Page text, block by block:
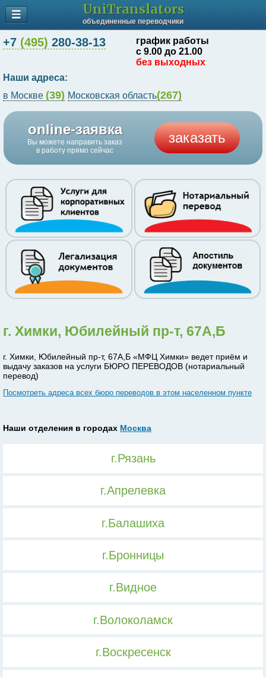
+7 (495) 280-38-13
график работы
с 9.00 до 21.00
без выходных
Наши адреса:
в Москве (39) Московская область(267)
online-заявка
Вы можете направить заказ
в работу прямо сейчас
заказать
г. Химки, Юбилейный пр-т, 67А,Б
г. Химки, Юбилейный пр-т, 67А,Б «МФЦ Химки» ведет приём и
выдачу заказов на услуги БЮРО ПЕРЕВОДОВ (нотариальный
перевод)
Посмотреть адреса всех бюро переводов в этом населенном пункте
Наши отделения в городах Москва
г.Рязань
г.Апрелевка
г.Балашиха
г.Бронницы
г.Видное
г.Волоколамск
г.Воскресенск
UniTranslators
объединенные переводчики